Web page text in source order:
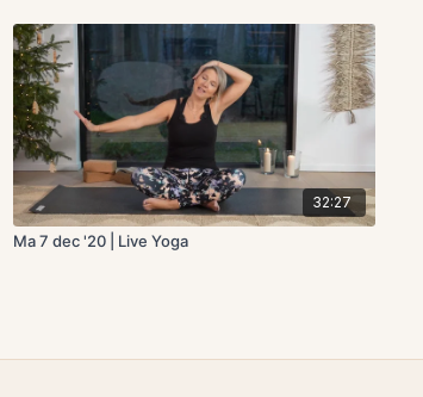
32:27
Ma 7 dec '20 | Live Yoga